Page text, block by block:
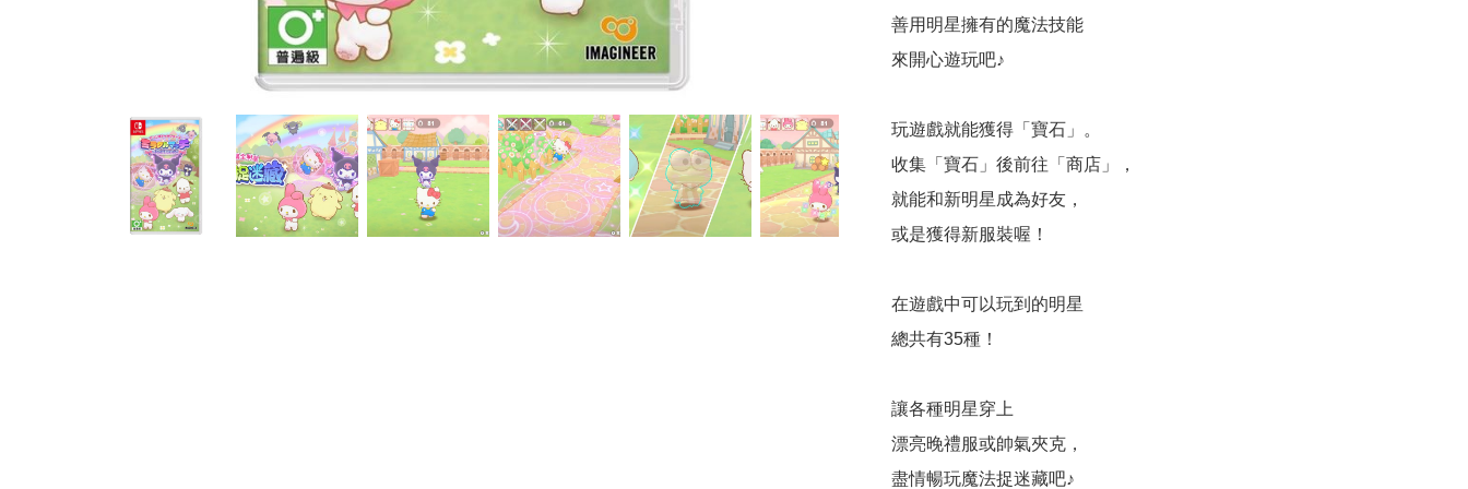
善用明星擁有的魔法技能
來開心遊玩吧♪
玩遊戲就能獲得「寶石」。
收集「寶石」後前往「商店」，
就能和新明星成為好友，
或是獲得新服裝喔！
在遊戲中可以玩到的明星
總共有35種！
讓各種明星穿上
漂亮晚禮服或帥氣夾克，
盡情暢玩魔法捉迷藏吧♪